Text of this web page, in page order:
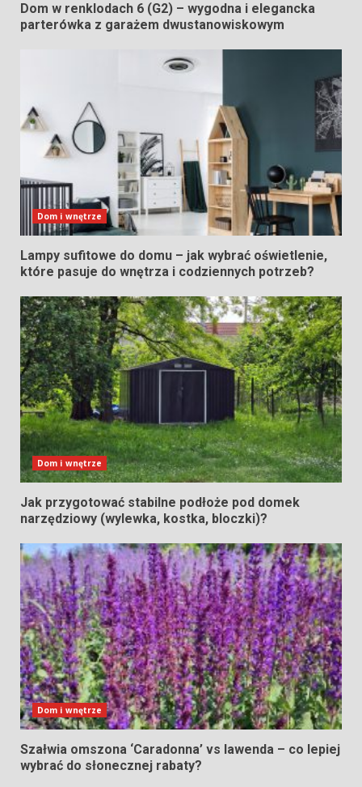
Dom w renklodach 6 (G2) – wygodna i elegancka
parterówka z garażem dwustanowiskowym
Dom i wnętrze
Lampy sufitowe do domu – jak wybrać oświetlenie,
które pasuje do wnętrza i codziennych potrzeb?
Dom i wnętrze
Jak przygotować stabilne podłoże pod domek
narzędziowy (wylewka, kostka, bloczki)?
Dom i wnętrze
Szałwia omszona ‘Caradonna’ vs lawenda – co lepiej
wybrać do słonecznej rabaty?